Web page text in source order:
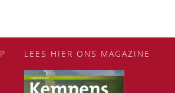
LEES HIER ONS MAGAZINE